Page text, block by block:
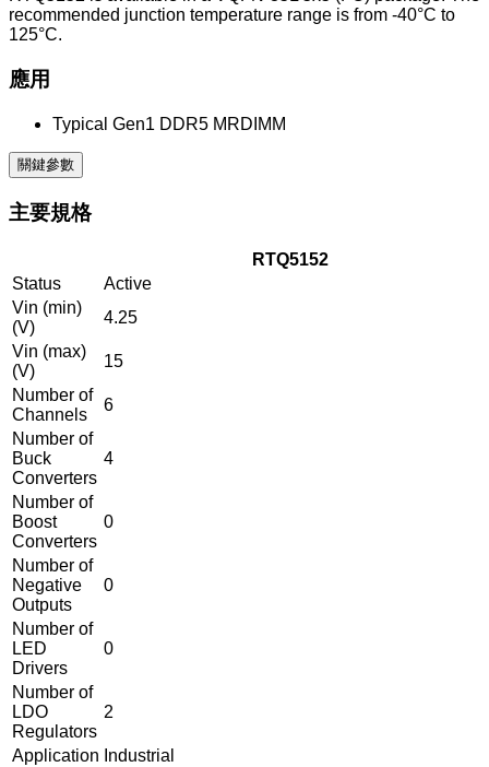
recommended junction temperature range is from -40°C to
125°C.
應用
Typical Gen1 DDR5 MRDIMM
關鍵參數
主要規格
RTQ5152
Status
Active
Vin (min)
(V)
4.25
Vin (max)
(V)
15
Number of
Channels
6
Number of
Buck
Converters
4
Number of
Boost
Converters
0
Number of
Negative
Outputs
0
Number of
LED
Drivers
0
Number of
LDO
Regulators
2
Application Industrial